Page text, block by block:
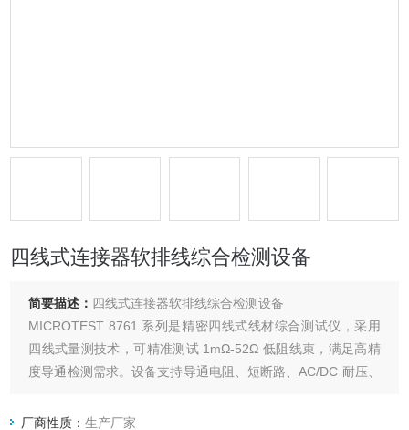
四线式连接器软排线综合检测设备
简要描述： 四线式连接器软排线综合检测设备
MICROTEST 8761 系列是精密四线式线材综合测试仪，采用
四线式量测技术，可精准测试 1mΩ‑52Ω 低阻线束，满足高精
度导通检测需求。设备支持导通电阻、短断路、AC/DC 耐压、
64/128/256 点，AC 耐压最高 1000V、DC 耐压最高 1500V。
厂商性质：生产厂家